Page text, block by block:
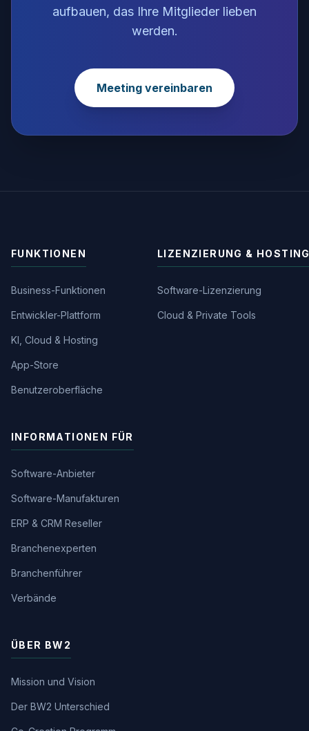
aufbauen, das Ihre Mitglieder lieben
werden.
Meeting vereinbaren
FUNKTIONEN
Business-Funktionen
Entwickler-Plattform
KI, Cloud & Hosting
App-Store
Benutzeroberfläche
LIZENZIERUNG &
Software-Lizenzierung
Cloud & Private Tools
INFORMATIONEN FÜR
Software-Anbieter
Software-Manufakturen
ERP & CRM Reseller
Branchenexperten
Branchenführer
Verbände
ÜBER BW2
Mission und Vision
Der BW2 Unterschied